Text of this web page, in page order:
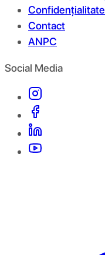
Confidențialitate
Contact
ANPC
Social Media